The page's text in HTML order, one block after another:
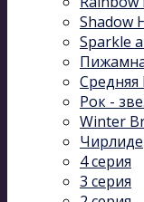
Shadow
Sparkle
Рок -
Winter
4 серия
3 серия